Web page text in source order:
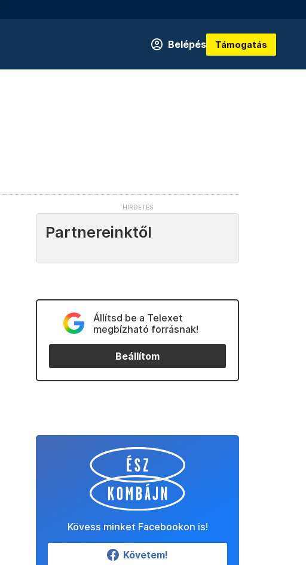
Belépés Támogatás
Partnereinktől
Állítsd be a Telexet
megbízható forrásnak!
Beállítom
Kövess minket Facebookon is!
Követem!